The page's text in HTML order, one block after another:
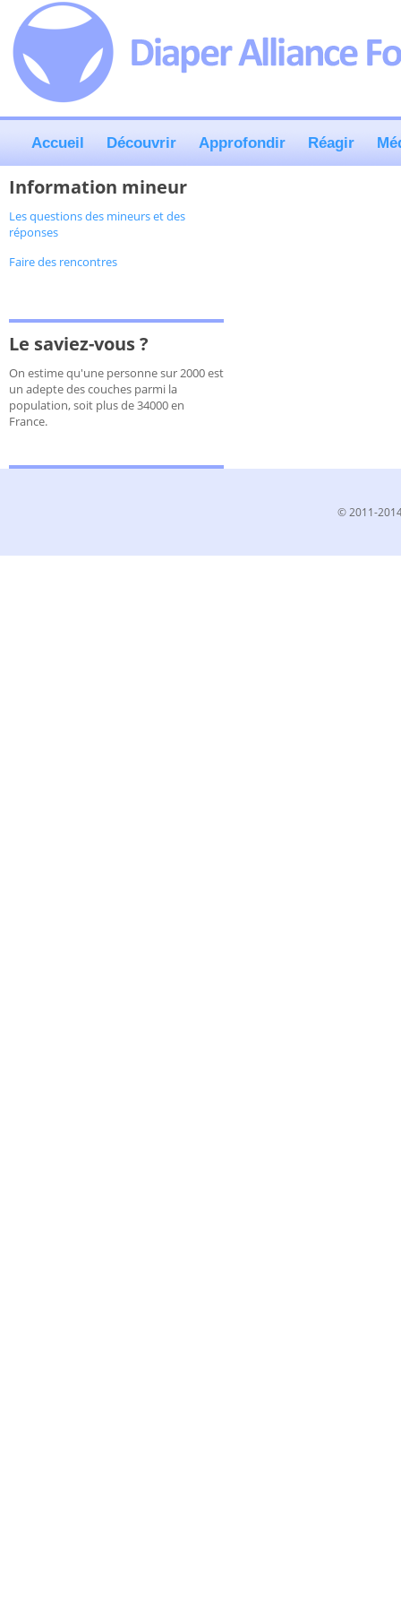
Accueil Découvrir Approfondir Réagir
Information mineur
Les questions des mineurs et des
réponses
Faire des rencontres
Le saviez-vous ?
On estime qu'une personne sur 2000 est
un adepte des couches parmi la
population, soit plus de 34000 en
France.
© 2011-